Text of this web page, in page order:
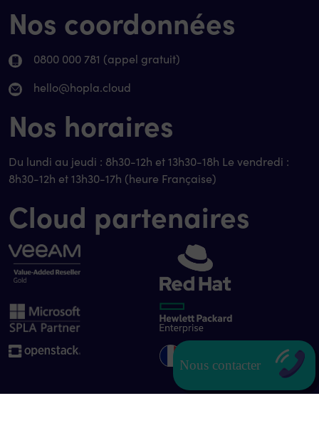
Nous contacter
Nos coordonnées
0800 000 781 (appel gratuit)
hello@hopla.cloud
Nos horaires
Du lundi au jeudi : 8h30-12h et 13h30-18h Le vendredi :
8h30-12h et 13h30-17h (heure Française)
Cloud partenaires